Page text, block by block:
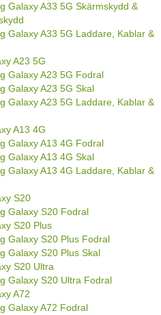
Galaxy A33 5G Skärmskydd &
Galaxy A33 5G Laddare, Kablar &
A23 5G
Galaxy A23 5G Fodral
Galaxy A23 5G Skal
Galaxy A23 5G Laddare, Kablar &
A13 4G
Galaxy A13 4G Fodral
Galaxy A13 4G Skal
Galaxy A13 4G Laddare, Kablar &
S20
Galaxy S20 Fodral
S20 Plus
Galaxy S20 Plus Fodral
Galaxy S20 Plus Skal
S20 Ultra
Galaxy S20 Ultra Fodral
A72
Galaxy A72 Fodral